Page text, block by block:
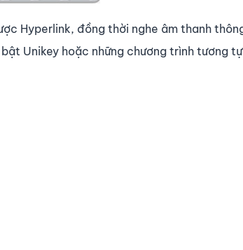
Hyperlink, đồng thời nghe âm thanh
Unikey hoặc những chương trình tương